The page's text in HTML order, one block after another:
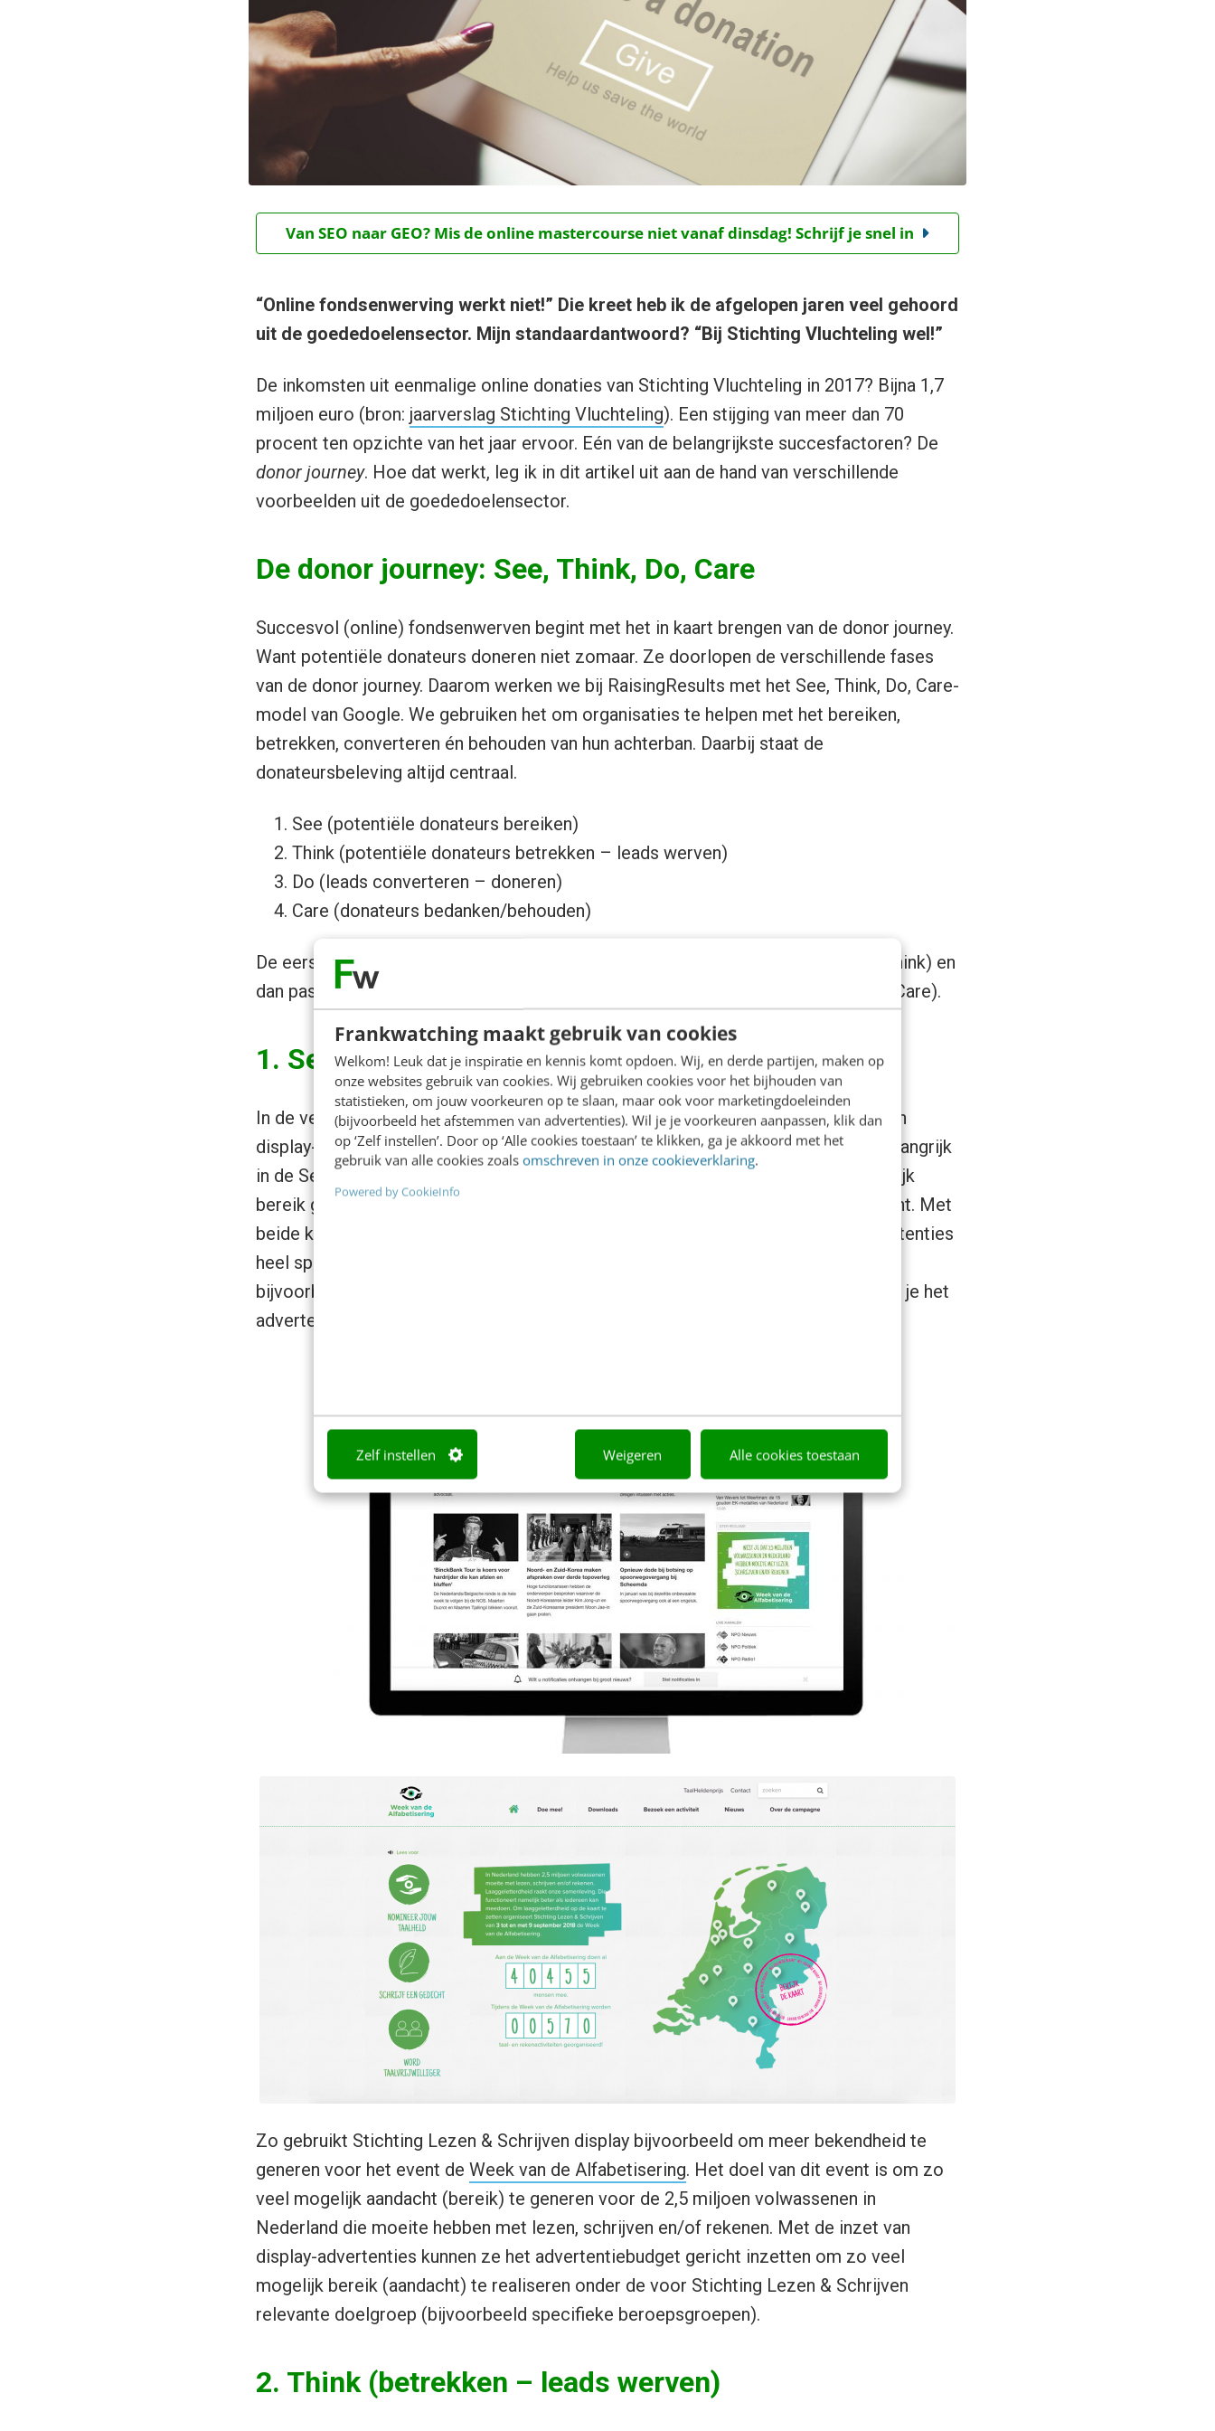
Frankwatching maakt gebruik van cookies
Welkom! Leuk dat je inspiratie en kennis komt opdoen. Wij, en derde partijen, maken op
onze websites gebruik van cookies. Wij gebruiken cookies voor het bijhouden van
statistieken, om jouw voorkeuren op te slaan, maar ook voor marketingdoeleinden
(bijvoorbeeld het afstemmen van advertenties). Wil je je voorkeuren aanpassen, klik dan
op ‘Zelf instellen’. Door op ‘Alle cookies toestaan’ te klikken, ga je akkoord met het
gebruik van alle cookies zoals omschreven in onze cookieverklaring.
Powered by CookieInfo
Zelf instellen Weigeren Alle cookies toestaan
Van SEO naar GEO? Mis de online mastercourse niet vanaf dinsdag! Schrijf je snel in
“Online fondsenwerving werkt niet!” Die kreet heb ik de afgelopen jaren veel gehoord
uit de goededoelensector. Mijn standaardantwoord? “Bij Stichting Vluchteling wel!”
De inkomsten uit eenmalige online donaties van Stichting Vluchteling in 2017? Bijna 1,7
miljoen euro (bron: jaarverslag Stichting Vluchteling). Een stijging van meer dan 70
procent ten opzichte van het jaar ervoor. Eén van de belangrijkste succesfactoren? De
donor journey. Hoe dat werkt, leg ik in dit artikel uit aan de hand van verschillende
voorbeelden uit de goededoelensector.
De donor journey: See, Think, Do, Care
Succesvol (online) fondsenwerven begint met het in kaart brengen van de donor journey.
Want potentiële donateurs doneren niet zomaar. Ze doorlopen de verschillende fases
van de donor journey. Daarom werken we bij RaisingResults met het See, Think, Do, Care-
model van Google. We gebruiken het om organisaties te helpen met het bereiken,
betrekken, converteren én behouden van hun achterban. Daarbij staat de
donateursbeleving altijd centraal.
See (potentiële donateurs bereiken)
Think (potentiële donateurs betrekken – leads werven)
Do (leads converteren – doneren)
Care (donateurs bedanken/behouden)
De eerste stap gaat over kennismaken (See), de tweede stap over overwegen (Think) en
dan pas over doneren (Do). Daarna is het cruciaal om de relatie te onderhouden (Care).
1. See (bereiken)
In de verschillende fases spelen ook verschillende (online) kanalen een rol. Zo zijn
display-advertenties (op websites zoals NOS.nl en Volkskrant.nl) bijvoorbeeld belangrijk
in de See-fase. Primair doel daarbij is niet donateurs werven, maar zo veel mogelijk
bereik generen. Vergelijkbaar met printadvertenties in (bijvoorbeeld) de Volkskrant. Met
beide kun je een groot bereik realiseren. Het grote verschil is dat je display-advertenties
heel specifiek kunt richten op een voor jou relevante doelgroep (op basis van
bijvoorbeeld een specifieke leeftijd en/of op interessecategorieën). Hierdoor kun je het
advertentiebudget zo effectief mogelijk inzetten.
Zo gebruikt Stichting Lezen & Schrijven display bijvoorbeeld om meer bekendheid te
generen voor het event de Week van de Alfabetisering. Het doel van dit event is om zo
veel mogelijk aandacht (bereik) te generen voor de 2,5 miljoen volwassenen in
Nederland die moeite hebben met lezen, schrijven en/of rekenen. Met de inzet van
display-advertenties kunnen ze het advertentiebudget gericht inzetten om zo veel
mogelijk bereik (aandacht) te realiseren onder de voor Stichting Lezen & Schrijven
relevante doelgroep (bijvoorbeeld specifieke beroepsgroepen).
2. Think (betrekken – leads werven)